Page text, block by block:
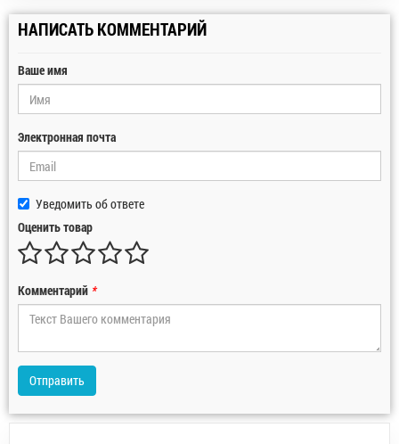
НАПИСАТЬ КОММЕНТАРИЙ
Ваше имя
Электронная почта
Уведомить об ответе
Оценить товар
Комментарий *
Отправить